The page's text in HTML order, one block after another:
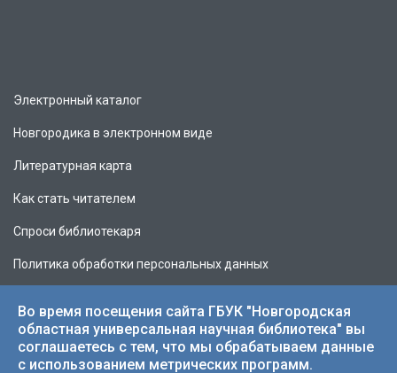
Электронный каталог
Новгородика в электронном виде
Литературная карта
Как стать читателем
Спроси библиотекаря
Политика обработки персональных данных
© 2026 НОУНБ.
Во время посещения сайта ГБУК "Новгородская
областная универсальная научная библиотека" вы
соглашаетесь с тем, что мы обрабатываем данные
с использованием метрических программ.